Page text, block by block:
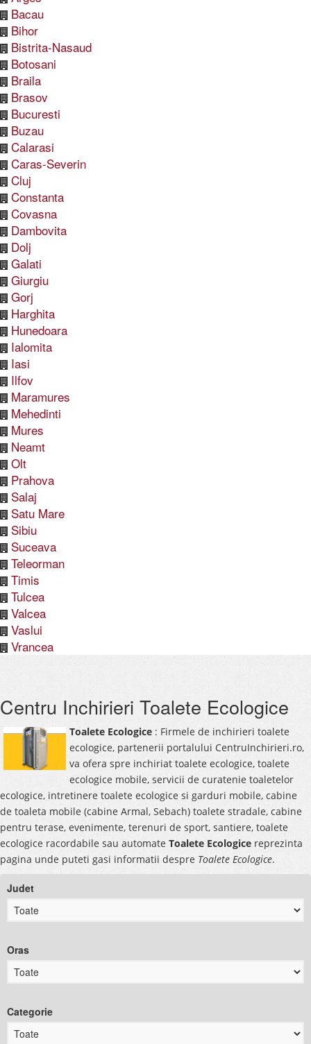
Bacau
Bihor
Bistrita-Nasaud
Botosani
Braila
Brasov
Bucuresti
Buzau
Calarasi
Caras-Severin
Cluj
Constanta
Covasna
Dambovita
Dolj
Galati
Giurgiu
Gorj
Harghita
Hunedoara
Ialomita
Iasi
Ilfov
Maramures
Mehedinti
Mures
Neamt
Olt
Prahova
Salaj
Satu Mare
Sibiu
Suceava
Teleorman
Timis
Tulcea
Valcea
Vaslui
Vrancea
Centru Inchirieri Toalete Ecologice
Toalete Ecologice : Firmele de inchirieri toalete
ecologice, partenerii portalului CentruInchirieri.ro,
va ofera spre inchiriat toalete ecologice, toalete
ecologice mobile, servicii de curatenie toaletelor
ecologice, intretinere toalete ecologice si garduri mobile, cabine
de toaleta mobile (cabine Armal, Sebach) toalete stradale, cabine
pentru terase, evenimente, terenuri de sport, santiere, toalete
ecologice racordabile sau automate Toalete Ecologice reprezinta
pagina unde puteti gasi informatii despre Toalete Ecologice.
Judet
Oras
Categorie